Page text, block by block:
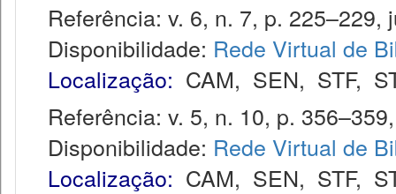
Referência: v. 6, n. 7, p. 225–229,
Disponibilidade: Rede Virtual de
Localização: CAM, SEN, STF,
Referência: v. 5, n. 10, p.
Disponibilidade: Rede Virtual de
Localização: CAM, SEN, STF,